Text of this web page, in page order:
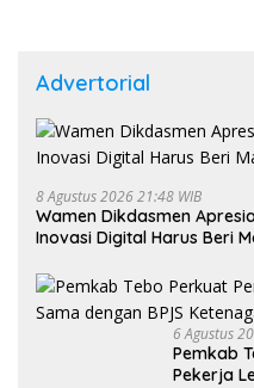
Advertorial
8 Agustus 2026 21:48 WIB
Wamen Dikdasmen
Inovasi Digital Harus Beri
6 Agustus
Pemkab
Pekerja